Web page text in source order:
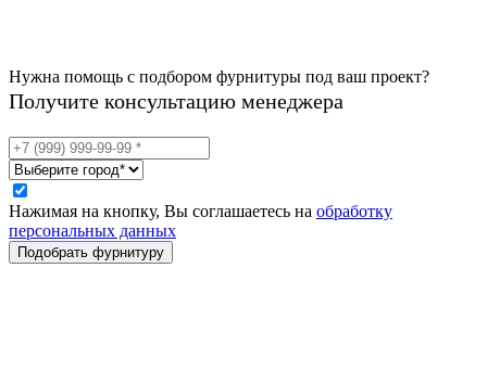
Нужна помощь с подбором фурнитуры под ваш проект?
Получите консультацию менеджера
Нажимая на кнопку, Вы соглашаетесь на обработку
персональных данных